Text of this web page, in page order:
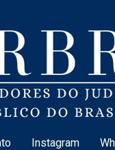
Instagram